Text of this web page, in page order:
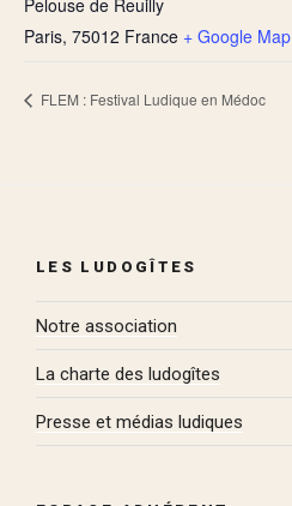
Pelouse de Reuilly
Paris, 75012 France + Google Map
FLEM : Festival Ludique en Médoc
LES LUDOGÎTES
Notre association
La charte des ludogîtes
Presse et médias ludiques